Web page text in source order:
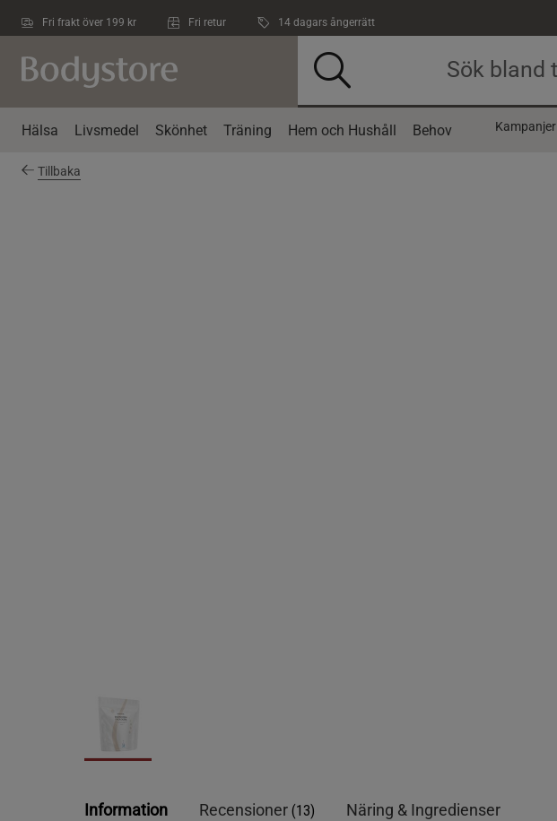
Fri frakt över 199 kr Fri retur 14 dagars ångerrätt
Hälsa Livsmedel Skönhet Träning Hem och Hushåll Behov Kampanjer
Tillbaka
Information Recensioner (13) Näring & Ingredienser